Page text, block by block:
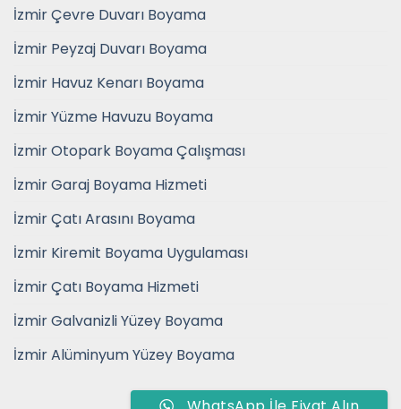
İzmir Çevre Duvarı Boyama
İzmir Peyzaj Duvarı Boyama
İzmir Havuz Kenarı Boyama
İzmir Yüzme Havuzu Boyama
İzmir Otopark Boyama Çalışması
İzmir Garaj Boyama Hizmeti
İzmir Çatı Arasını Boyama
İzmir Kiremit Boyama Uygulaması
İzmir Çatı Boyama Hizmeti
İzmir Galvanizli Yüzey Boyama
İzmir Alüminyum Yüzey Boyama